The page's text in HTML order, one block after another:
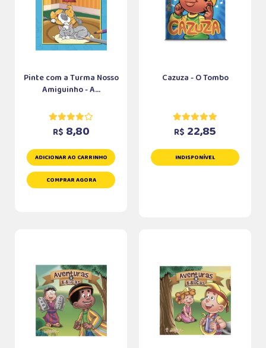
Pinte com a Turma Nosso
Amiguinho - A...
R$ 8,80
ADICIONAR AO CARRINHO
COMPRAR AGORA
Cazuza - O Tombo
R$ 22,85
INDISPONÍVEL